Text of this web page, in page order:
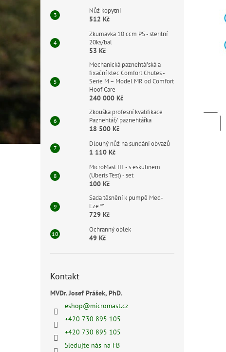
Nůž kopytní
512 Kč
Zkumavka 10 ccm PS - sterilní
20ks/bal
53 Kč
Mechanická paznehtářská a
fixační klec Comfort Chutes -
Serie M – Model MR od Comfort
Hoof Care
240 000 Kč
Zkouška profesní kvalifikace
Paznehtář/ paznehtářka
18 500 Kč
Dlouhý nůž na sundání obvazů
1 110 Kč
MicroMast III. - s eskulinem
(Uberis Test) - set
100 Kč
Sada těsnění k pumpě Med-
Eze™
729 Kč
Ochranný oblek
49 Kč
Kontakt
MVDr. Josef Prášek, PhD.
eshop@micromast.cz
+420 730 895 105
+420 730 895 105
Sledujte nás na FB